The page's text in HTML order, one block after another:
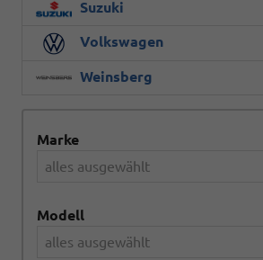
Suzuki
Volkswagen
Weinsberg
Marke
alles ausgewählt
Modell
alles ausgewählt